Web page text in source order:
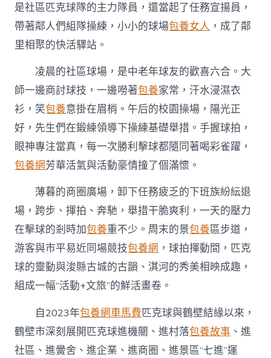
是社區匹克球隊的主力隊員，還當起了任務宣揚員，
帶著鄰人們組隊操練，小小的球場包養女人 ，成了鄰
里相聚的快活驛站。
凌晨的社區球場，是中老年球友的歡喜六合。大
師一邊商討球技，一邊嘮著包養家常，汗水浸濕衣
衫，笑包養意掛在眉梢。午后的校園操場，陽光正
好，先生們在鍛練領導下操練基礎舉措。手握球拍，
眼神專注當真，每一次勝利擊球都隨同著喝彩雀躍，
包養網芳華活氣與活動豪情撞了個滿懷。
薄暮的商圈廣場，卸下任務疲乏的下班族紛紜退
場，跨步、揮拍、奔馳，舉措干脆爽利，一天的壓力
在擊球的剎時加包養重不少。周末的景包養區步道，
游客與市平易近同場競技包養網 ，球拍揮動間，匹克
球的靈動與浚縣古城的古韻、淇河的秀美相映成趣，
組成一幅“活動+文旅”的鮮活畫卷。
自2023年包養網車馬費匹克球與鶴壁結緣以來，
鶴壁市深刻展開匹克球進機關、進村落包養故事 、進
社區、進黌舍、進企業、進商圈、進景區“七進”運